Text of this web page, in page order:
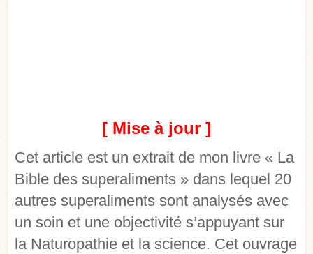
[ Mise à jour ]
Cet article est un extrait de mon livre « La
Bible des superaliments » dans lequel 20
autres superaliments sont analysés avec
un soin et une objectivité s’appuyant sur
la Naturopathie et la science. Cet ouvrage